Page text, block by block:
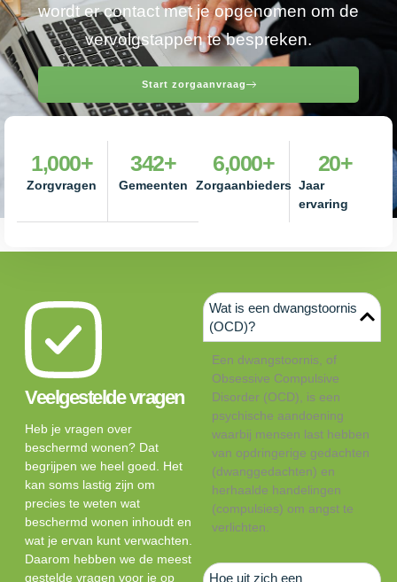
wordt er contact met je opgenomen om de
vervolgstappen te bespreken.
Start zorgaanvraag
Zorgvragen
1,000+
Gemeenten
342+
Zorgaanbieders
6,000+
Jaar
ervaring
20+
Veelgestelde vragen
Heb je vragen over
beschermd wonen? Dat
begrijpen we heel goed. Het
kan soms lastig zijn om
precies te weten wat
beschermd wonen inhoudt en
wat je ervan kunt verwachten.
Daarom hebben we de meest
gestelde vragen voor je op
Wat is een dwangstoornis
(OCD)?
Een dwangstoornis, of
Obsessive Compulsive
Disorder (OCD), is een
psychische aandoening
waarbij mensen last hebben
van opdringerige gedachten
(dwanggedachten) en
herhaalde handelingen
(compulsies) om angst te
verlichten.
Hoe uit zich een